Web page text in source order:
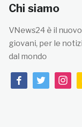
Chi siamo
VNews24 è il
giovani, per le
dal mondo
facebooktwitter